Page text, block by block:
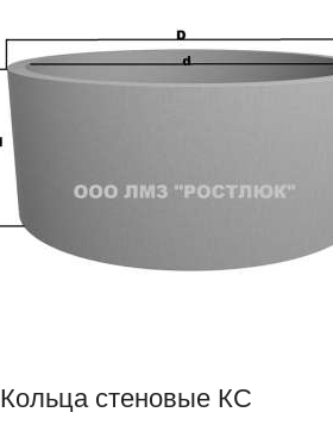
Кольца стеновые КС